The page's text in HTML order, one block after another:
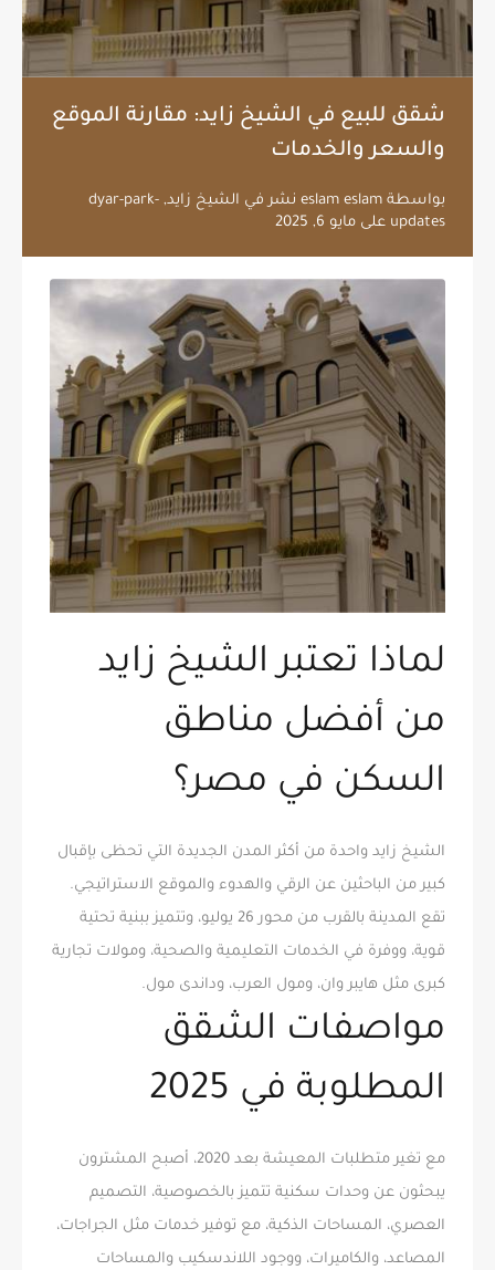
شقق للبيع في الشيخ زايد: مقارنة الموقع
والسعر والخدمات
بواسطة eslam eslam نشر في الشيخ زايد,
dyar-park-
updates على مايو 6, 2025
لماذا تعتبر الشيخ زايد
من أفضل مناطق
السكن في مصر؟
الشيخ زايد واحدة من أكثر المدن الجديدة التي تحظى بإقبال
كبير من الباحثين عن الرقي والهدوء والموقع الاستراتيجي.
تقع المدينة بالقرب من محور 26 يوليو، وتتميز ببنية تحتية
قوية، ووفرة في الخدمات التعليمية والصحية، ومولات تجارية
كبرى مثل هايبر وان، ومول العرب، وداندى مول.
مواصفات الشقق
المطلوبة في 2025
مع تغير متطلبات المعيشة بعد 2020، أصبح المشترون
يبحثون عن وحدات سكنية تتميز بالخصوصية، التصميم
العصري، المساحات الذكية، مع توفير خدمات مثل الجراجات،
المصاعد، والكاميرات، ووجود اللاندسكيب والمساحات